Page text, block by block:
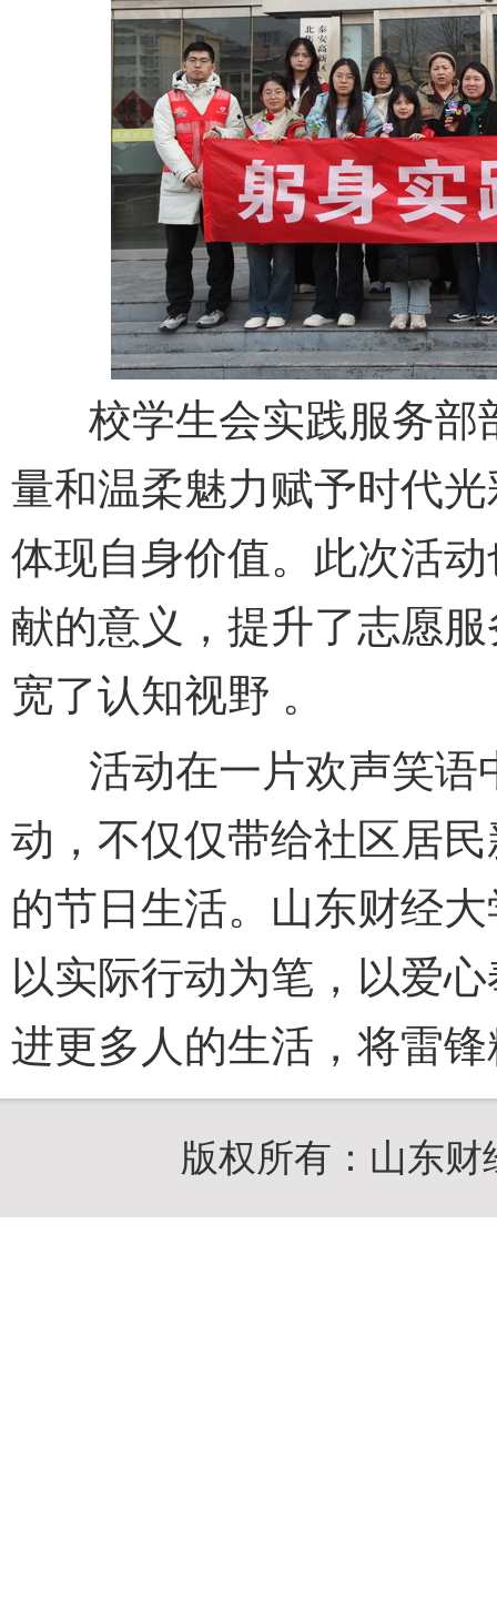
校学生会实践服务部
量和温柔魅力赋予时代
体现自身价值。此次活
献的意义，提升了志愿
宽了认知视野 。
活动在一片欢声笑语
动，不仅仅带给社区居
的节日生活。山东财经
以实际行动为笔，以爱
进更多人的生活，将雷
版权所有：山东